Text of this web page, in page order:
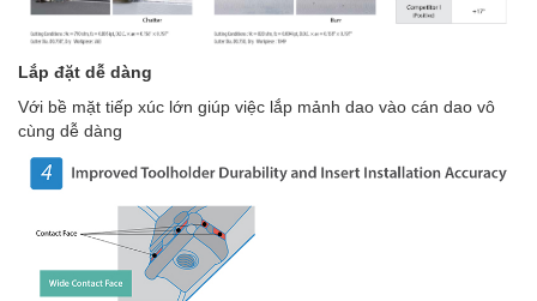
Lắp đặt dễ dàng
Với bề mặt tiếp xúc lớn giúp việc lắp mảnh dao vào cán dao vô
cùng dễ dàng